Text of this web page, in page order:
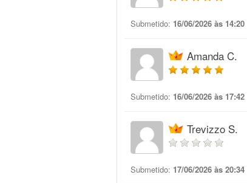
Submetido: 16/06/2026 às 14:20
Amanda C.
Submetido: 16/06/2026 às 17:42
Trevizzo S.
Submetido: 17/06/2026 às 20:34